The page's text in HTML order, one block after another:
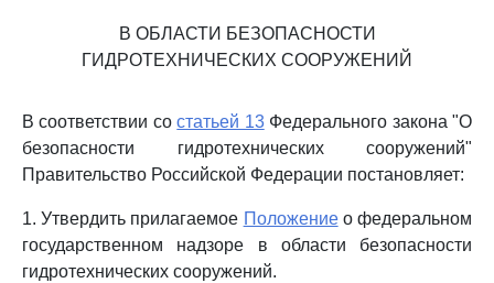
В ОБЛАСТИ БЕЗОПАСНОСТИ
ГИДРОТЕХНИЧЕСКИХ СООРУЖЕНИЙ
В соответствии состатьей 13Федерального закона "О
безопасности гидротехнических сооружений"
Правительство Российской Федерации постановляет:
1. Утвердить прилагаемое Положениео федеральном
государственном надзоре в области безопасности
гидротехнических сооружений.